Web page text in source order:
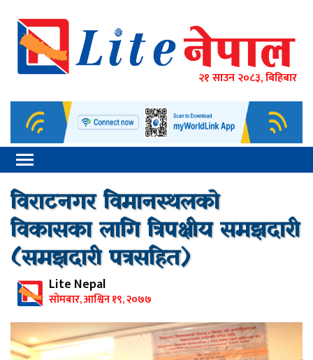
२१ साउन २०८३, बिहिबार
विराटनगर विमानस्थलको
विकासका लागि त्रिपक्षीय समझदारी
(समझदारी पत्रसहित)
Lite Nepal
सोमबार, आश्विन १९, २०७७